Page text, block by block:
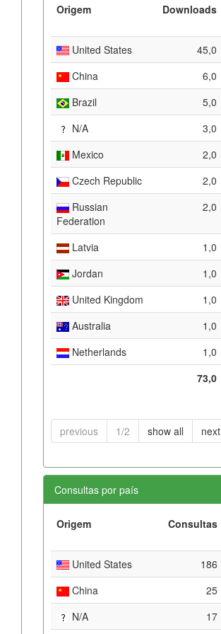
Origem Downloads
United States
45,0
China
6,0
Brazil
5,0
N/A
3,0
Mexico
2,0
Czech Republic
2,0
Russian
Federation
2,0
Latvia 1,0
Jordan
1,0
United Kingdom
1,0
Australia
1,0
Netherlands
1,0
73,0
previous 1/2 show all next
Consultas por país
Origem Consultas
United States
186
China
25
N/A
17